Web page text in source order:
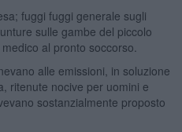
fuggi fuggi generale sugli
sulle gambe del piccolo
al pronto soccorso.
alle emissioni, in soluzione
ritenute nocive per uomini e
sostanzialmente proposto